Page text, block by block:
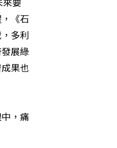
《石
多利
展綠
果也
，痛